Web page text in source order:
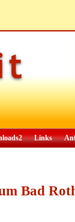
Links
Bad